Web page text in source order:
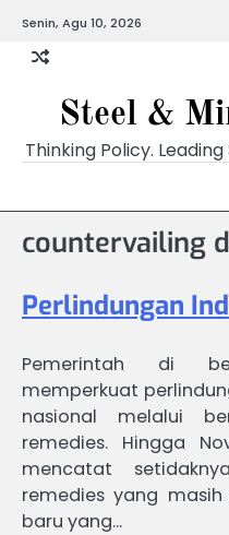
content
Senin, Agu 10, 2026
Steel &
Thinking Policy.
countervailing
Perlindungan
Pemerintah di
memperkuat
nasional melalui
remedies. Hingga
mencatat
remedies yang masih
baru yang…